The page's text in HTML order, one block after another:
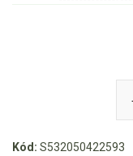
AKU zahradní
Kód: S532050422593